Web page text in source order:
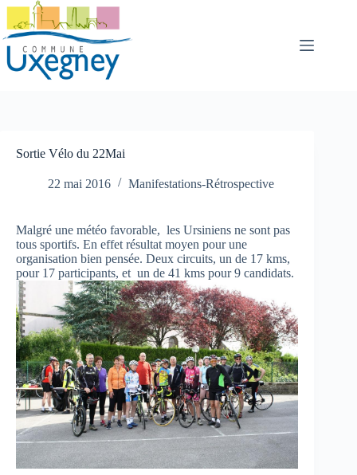
Passer
contenu
Sortie Vélo du 22Mai
22 mai 2016 Manifestations-Rétrospective
Malgré une météo favorable, les Ursiniens ne sont pas
tous sportifs. En effet résultat moyen pour une
organisation bien pensée. Deux circuits, un de 17 kms,
pour 17 participants, et un de 41 kms pour 9 candidats.